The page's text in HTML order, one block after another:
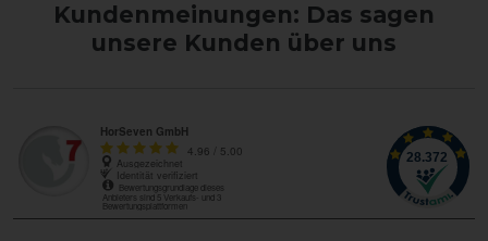
Kundenmeinungen: Das sagen
unsere Kunden über uns